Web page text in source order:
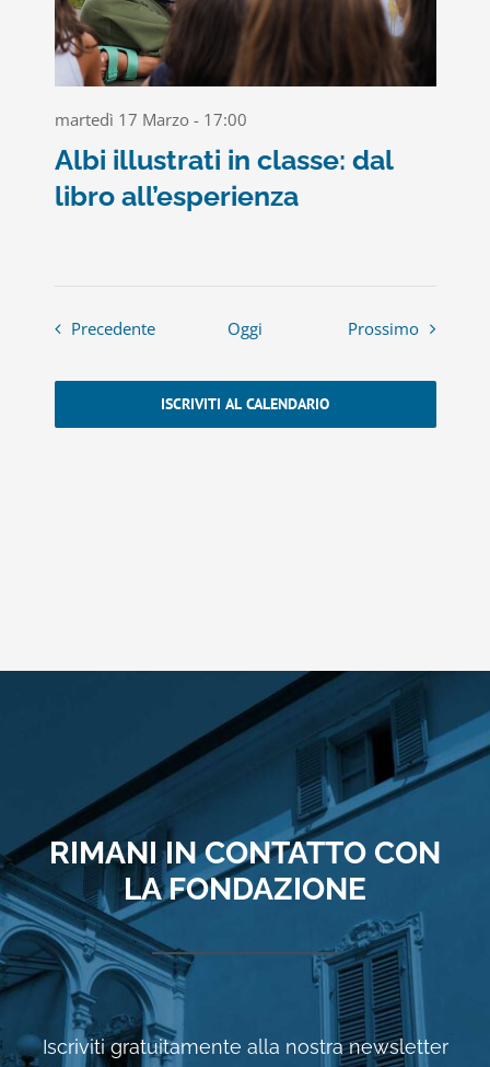
martedì 17 Marzo - 17:00
Albi illustrati in classe: dal
libro all’esperienza
PrecedenteEventi Oggi ProssimoEventi
ISCRIVITI AL CALENDARIO
RIMANI IN CONTATTO CON
LA FONDAZIONE
Iscriviti gratuitamente alla nostra newsletter